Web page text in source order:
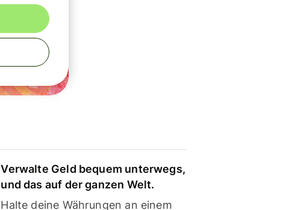
Verwalte Geld bequem unterwegs,
und das auf der ganzen Welt.
Halte deine Währungen an einem